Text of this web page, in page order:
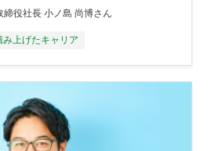
役社長 小ノ島 尚博さん
み上げたキャリア